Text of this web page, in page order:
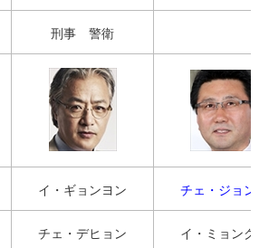
刑事 警衛
イ・ギョンヨン チェ・ジョンウ
チェ・デヒョン イ・ミョングン